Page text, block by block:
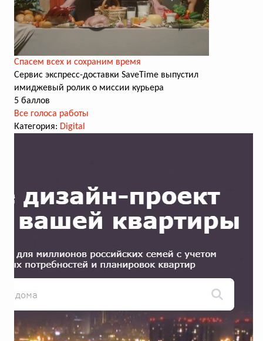
Cпасем всех и сохраним время
Сервис экспресс-доставки SaveTime выпустил
имиджевый ролик о миссии курьера
5 баллов
Все голоса работы
Категория: Digital